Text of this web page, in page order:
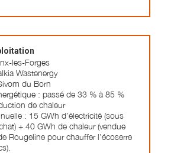
les-Forges
Wastenergy
du Born
: passé de 33 % à 85 %
de chaleur
: 15 GWh d’électricité (sous
+ 40 GWh de chaleur (vendue
Rougeline pour chauffer l’écoserre